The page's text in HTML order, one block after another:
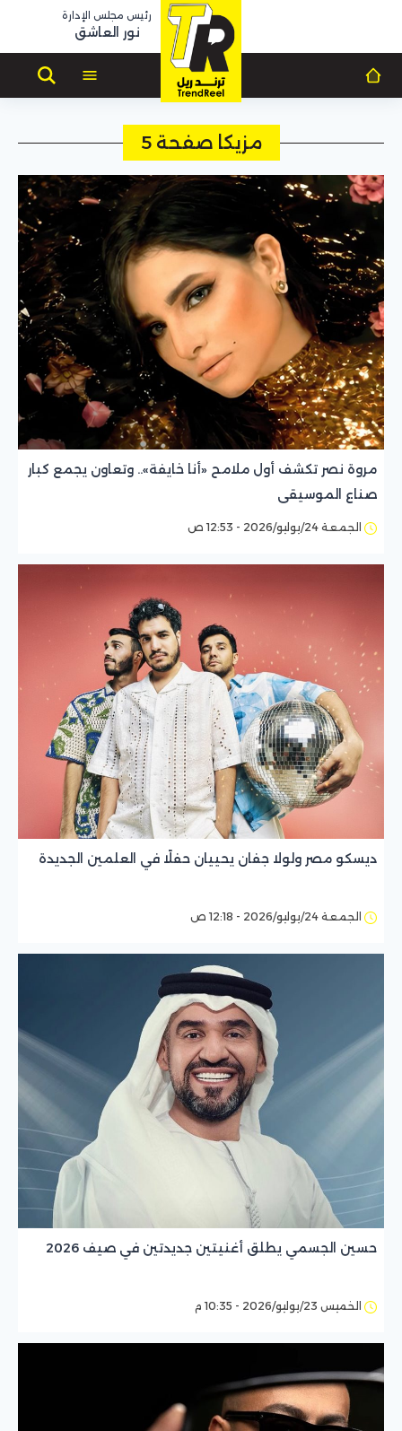
رئيس مجلس الإدارة
نور العاشق
مزيكا صفحة 5
مروة نصر تكشف أول ملامح «أنا خايفة».. وتعاون يجمع كبار
صناع الموسيقى
الجمعة 24/يوليو/2026 - 12:53 ص
ديسكو مصر ولولا جفان يحييان حفلًا في العلمين الجديدة
الجمعة 24/يوليو/2026 - 12:18 ص
حسين الجسمي يطلق أغنيتين جديدتين في صيف 2026
الخميس 23/يوليو/2026 - 10:35 م